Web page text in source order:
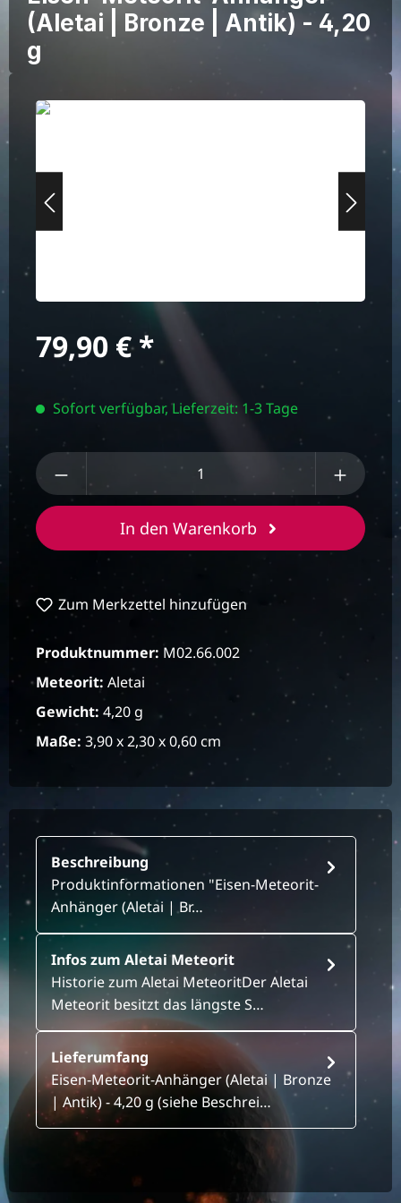
(Aletai | Bronze | Antik) - 4,20
g
Bildergalerie überspringen
Regulärer Preis:
79,90 €
Sofort verfügbar, Lieferzeit: 1-3 Tage
Produkt Anzahl: Gib den gewünschten
In den Warenkorb
Zum Merkzettel hinzufügen
Produktnummer: M02.66.002
Meteorit: Aletai
Gewicht: 4,20 g
Maße: 3,90 x 2,30 x 0,60 cm
Beschreibung
Produktinformationen "Eisen-Meteorit-
Anhänger (Aletai | Br…
Infos zum Aletai Meteorit
Historie zum Aletai MeteoritDer Aletai
Meteorit besitzt das längste S…
Lieferumfang
Eisen-Meteorit-Anhänger (Aletai | Bronze
| Antik) - 4,20 g (siehe Beschrei…